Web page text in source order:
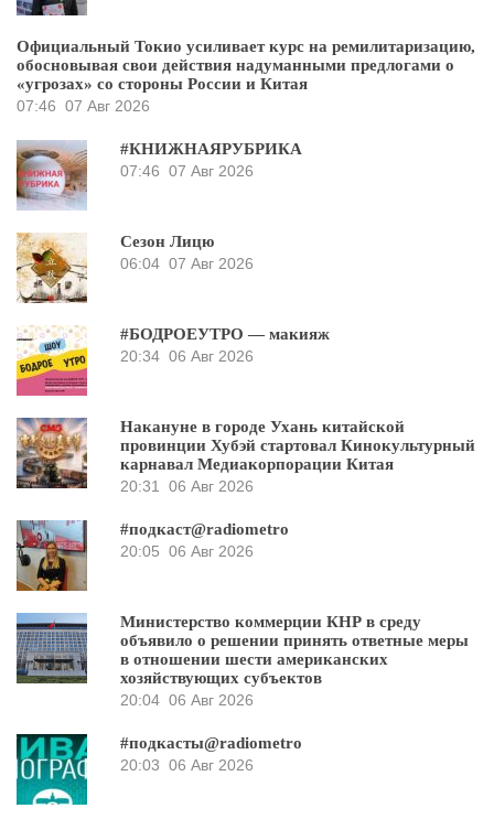
Официальный Токио усиливает курс на ремилитаризацию,
обосновывая свои действия надуманными предлогами о
«угрозах» со стороны России и Китая
07:46 07 Авг 2026
#КНИЖНАЯРУБРИКА
07:46 07 Авг 2026
Сезон Лицю
06:04 07 Авг 2026
#БОДРОЕУТРО — макияж
20:34 06 Авг 2026
Накануне в городе Ухань китайской
провинции Хубэй стартовал Кинокультурный
карнавал Медиакорпорации Китая
20:31
06 Авг 2026
#подкаст@radiometro
20:05 06 Авг 2026
Министерство коммерции КНР в среду
объявило о решении принять ответные меры
в отношении шести американских
хозяйствующих субъектов
20:04 06 Авг 2026
#подкасты@radiometro
20:03 06 Авг 2026